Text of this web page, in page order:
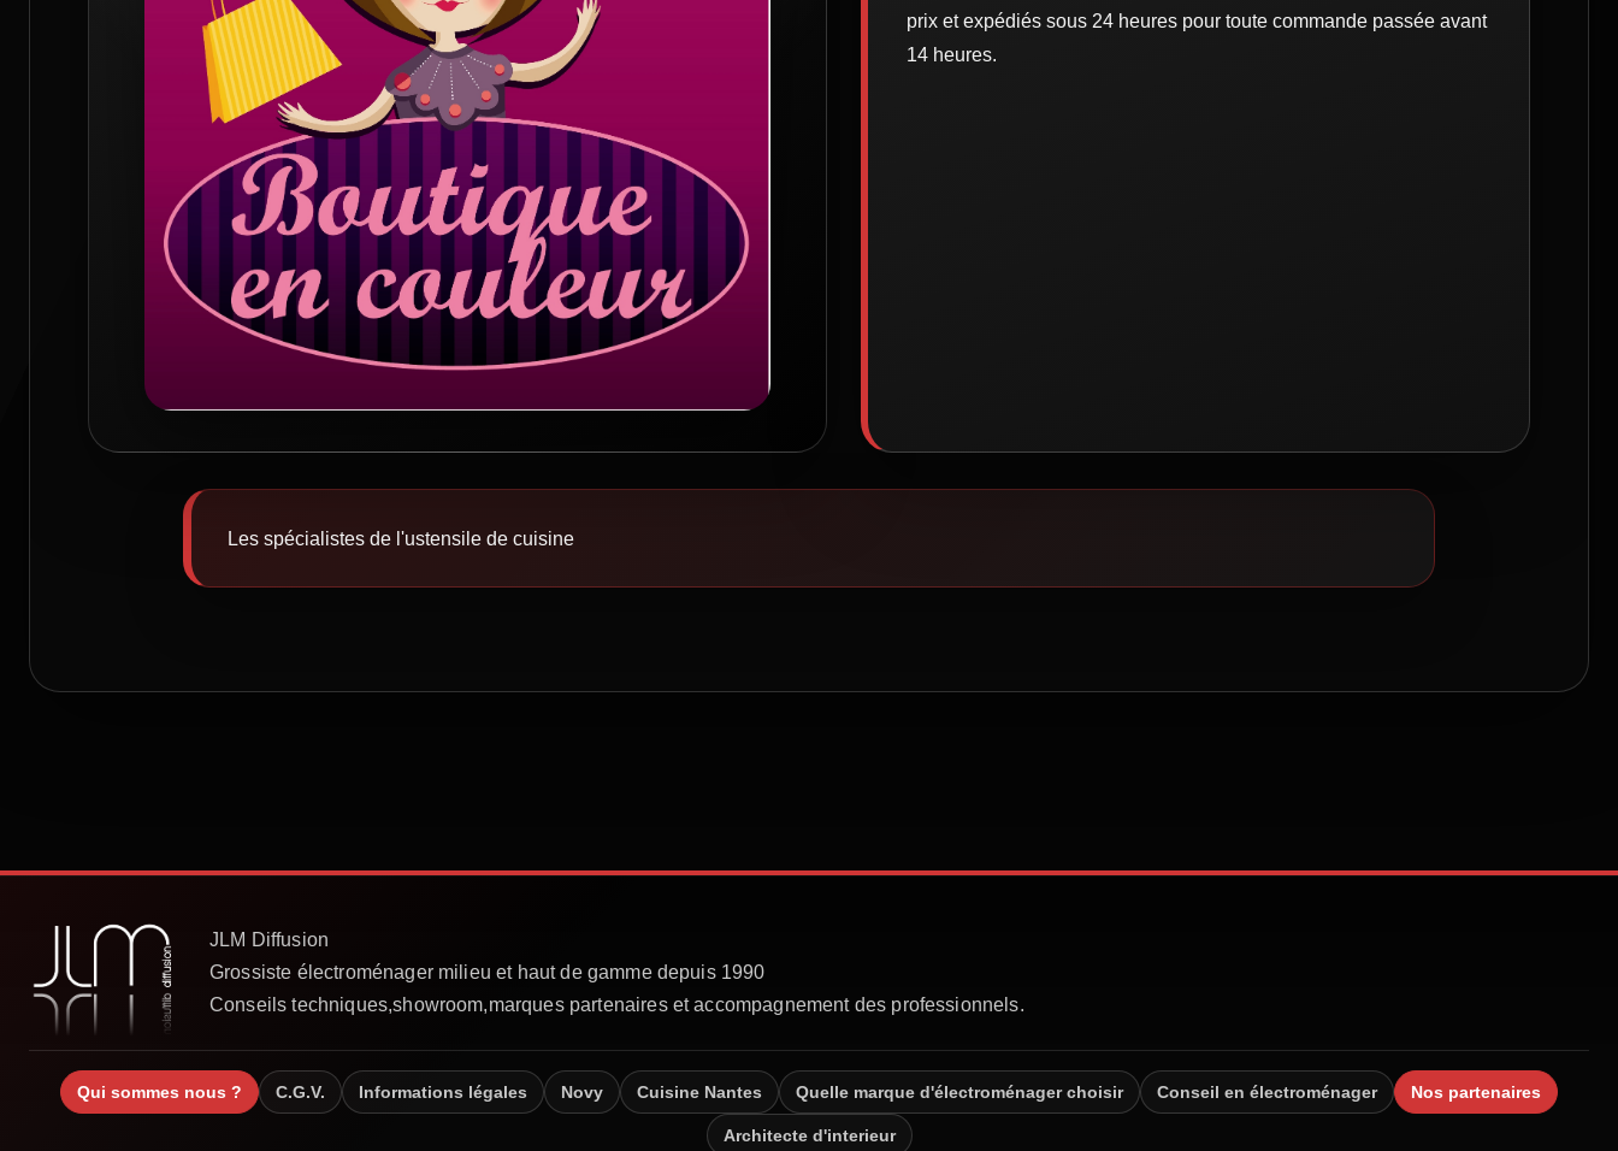
prix et expédiés sous 24 heures pour toute commande passée avant
14 heures.
Les spécialistes de l'ustensile de cuisine
Qui sommes nous ? C.G.V. Informations légales Novy Cuisine Nantes Quelle marque d'électroménager choisir Conseil en électroménager Nos partenaires
Architecte d'interieur